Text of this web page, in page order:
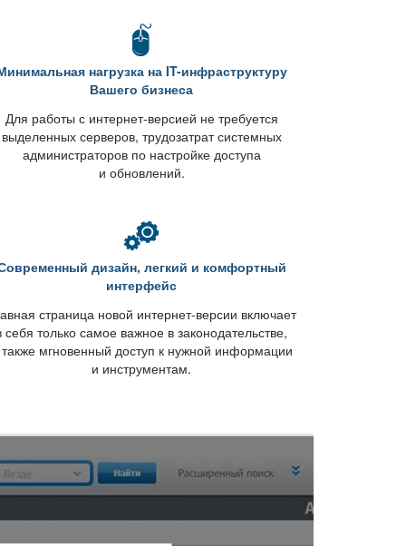
нагрузка на IT-инфраструктуру
ашего бизнеса
Для работы с интернет-версией не требуется
ыделенных серверов, трудозатрат системных
администраторов по настройке доступа
и обновлений.
дизайн, легкий и комфортный
интерфейс
страница новой интернет-версии включает
только самое важное в законодательстве,
мгновенный доступ к нужной информации
и инструментам.